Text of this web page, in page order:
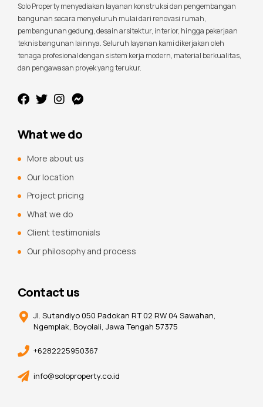
Solo Property menyediakan layanan konstruksi dan pengembangan
bangunan secara menyeluruh mulai dari renovasi rumah,
pembangunan gedung, desain arsitektur, interior, hingga pekerjaan
teknis bangunan lainnya. Seluruh layanan kami dikerjakan oleh
tenaga profesional dengan sistem kerja modern, material berkualitas,
dan pengawasan proyek yang terukur.
What we do
More about us
Our location
Project pricing
What we do
Client testimonials
Our philosophy and process
Contact us
Jl. Sutandiyo 050 Padokan RT 02 RW 04 Sawahan,
Ngemplak, Boyolali, Jawa Tengah 57375
+6282225950367
info@soloproperty.co.id